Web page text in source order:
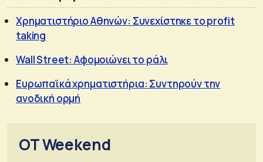
Χρηματιστήριο Αθηνών: Συνεχίστηκε το profit
taking
Wall Street: Αφομοιώνει το ράλι
Ευρωπαϊκά χρηματιστήρια: Συντηρούν την
ανοδική ορμή
OT Weekend